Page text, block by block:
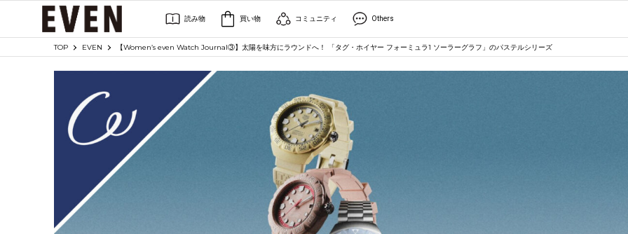
読み物 買い物 コミュニティ Others
TOP EVEN 【Women’s even Watch Journal③】太陽を味方にラウンドへ！ 「タグ・ホイヤー フォーミュラ1 ソーラーグラフ」のパステルシリーズ